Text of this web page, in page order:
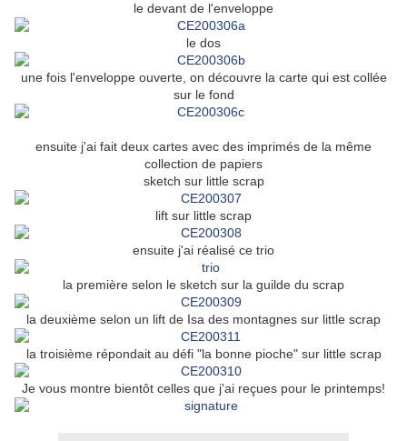
le devant de l'enveloppe
le dos
une fois l'enveloppe ouverte, on découvre la carte qui est collée
sur le fond
ensuite j'ai fait deux cartes avec des imprimés de la même
collection de papiers
sketch sur little scrap
lift sur little scrap
ensuite j'ai réalisé ce trio
la première selon le sketch sur la guilde du scrap
la deuxième selon un lift de Isa des montagnes sur little scrap
la troisième répondait au défi "la bonne pioche" sur little scrap
Je vous montre bientôt celles que j'ai reçues pour le printemps!